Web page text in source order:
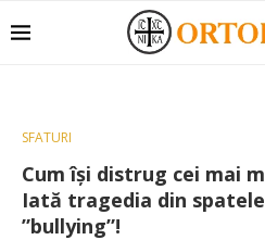
SFATURI
Cum își distrug cei mai
Iată tragedia din
”bullying”!